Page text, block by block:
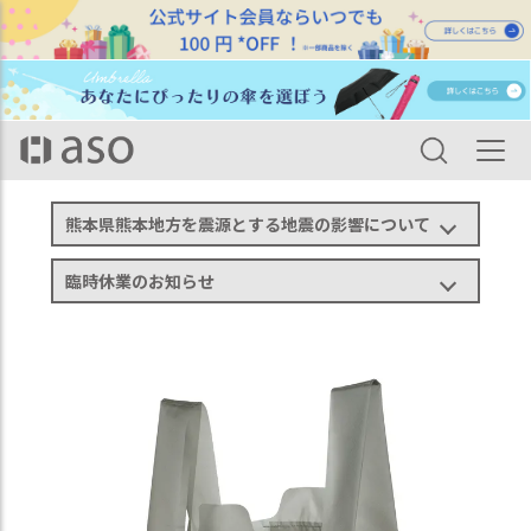
HOME カテゴリ一覧
エコバッグ Regile 2 レジル 2 Mサイズ ze-v168
熊本県熊本地方を震源とする地震の影響について
臨時休業のお知らせ